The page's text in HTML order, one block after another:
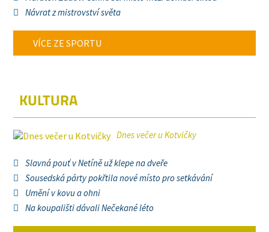
Návrat z mistrovství světa
VÍCE ZE SPORTU
KULTURA
Dnes večer u Kotvičky
Slavná pouť v Netíně už klepe na dveře
Sousedská párty pokřtila nové místo pro setkávání
Umění v kovu a ohni
Na koupališti dávali Nečekané léto